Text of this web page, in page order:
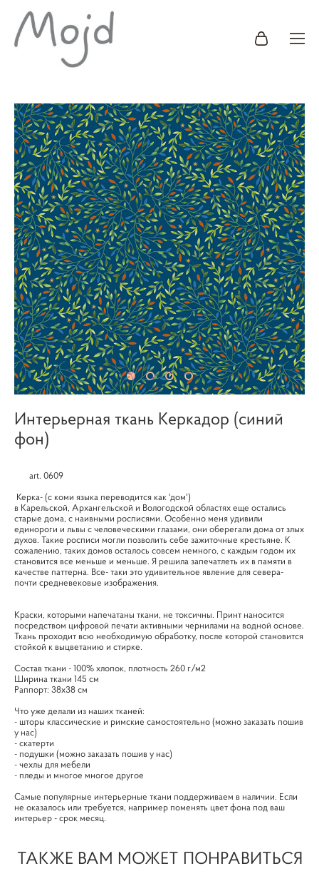
Интерьерная ткань Керкадор (синий
фон)
art. 0609
Керка- (с коми языка переводится как 'дом')
в Карельской, Архангельской и Вологодской областях еще остались
старые дома, с наивными росписями. Особенно меня удивили
единороги и львы с человеческими глазами, они оберегали дома от злых
духов. Такие росписи могли позволить себе зажиточные крестьяне. К
сожалению, таких домов осталось совсем немного, с каждым годом их
становится все меньше и меньше. Я решила запечатлеть их в памяти в
качестве паттерна. Все- таки это удивительное явление для севера-
почти средневековые изображения.
Краски, которыми напечатаны ткани, не токсичны. Принт наносится
посредством цифровой печати активными чернилами на водной основе.
Ткань проходит всю необходимую обработку, после которой становится
стойкой к выцветанию и стирке.
Cостав ткани - 100% хлопок, плотность 260 г/м2
Ширина ткани 145 см
Раппорт: 38х38 см
Что уже делали из наших тканей:
- шторы классические и римские самостоятельно (можно заказать пошив
у нас)
- скатерти
- подушки (можно заказать пошив у нас)
- чехлы для мебели
- пледы и многое многое другое
Самые популярные интерьерные ткани поддерживаем в наличии. Если
не оказалось или требуется, например поменять цвет фона под ваш
интерьер - срок месяц.
ТАКЖЕ ВАМ МОЖЕТ ПОНРАВИТЬСЯ